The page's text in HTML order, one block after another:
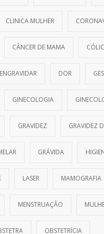
CLINICA MULHER
CÂNCER DE MAMA
DOR
GINECOLOGIA
GRAVIDEZ GRAVIDEZ
GRÁVIDA
LASER MAMOGRAFIA
MENSTRUAÇÃO
OBSTETRÍCIA